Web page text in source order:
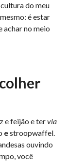
do meu
é estar
achar no meio
e feijão e tervla
estroopwaffel.
ouvindo
você